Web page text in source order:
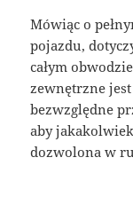
Mówiąc o
pojazdu,
całym
zewnętrzne
bezwzględne
aby
dozwolona w